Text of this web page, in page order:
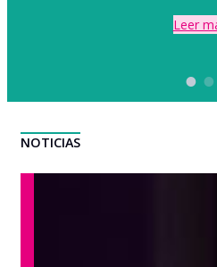
Leer
NOTICIAS